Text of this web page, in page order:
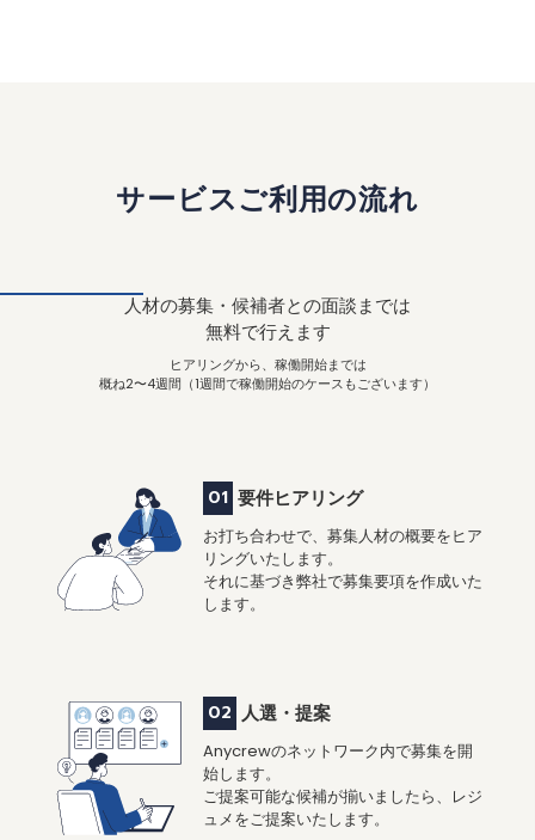
サービスご利用の流れ
人材の募集・候補者との面談までは
無料で行えます
ヒアリングから、稼働開始までは
概ね2〜4週間（1週間で稼働開始のケースもございます）
01 要件ヒアリング
お打ち合わせで、募集人材の概要をヒア
リングいたします。
それに基づき弊社で募集要項を作成いた
します。
02 人選・提案
Anycrewのネットワーク内で募集を開
始します。
ご提案可能な候補が揃いましたら、レジ
ュメをご提案いたします。